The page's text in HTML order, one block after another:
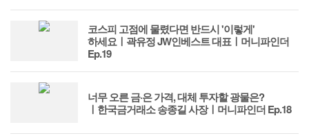
코스피 고점에 물렸다면 반드시 '이렇게'
하세요ㅣ곽유정 JW인베스트 대표‪ㅣ머니파인더
Ep.19
너무 오른 금·은 가격, 대체 투자할 광물은?
ㅣ한국금거래소 송종길 사장ㅣ머니파인더 Ep.18